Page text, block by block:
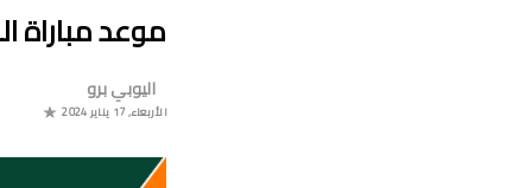
موعد مباراة
اليوبي برو
الأربعاء, 17 يناير 2024